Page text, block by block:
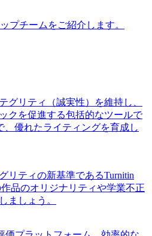
プチームをご紹介します。
グリティ（誠実性）を維持し、
クを促進する包括的なツールで
、優れたライティングを育成し
リティの新基準であるTurnitin
品のオリジナリティや学業不正
ましょう。